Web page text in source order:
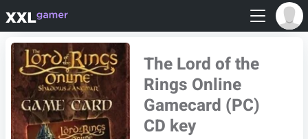
The Lord of the
Rings Online
Gamecard (PC)
CD key